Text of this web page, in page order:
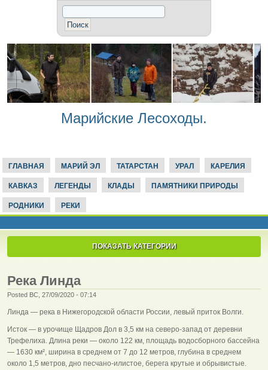
Марийские Лесоходы.
ГЛАВНАЯ МАРИЙ ЭЛ ТАТАРСТАН УРАЛ КАРЕЛИЯ
КАВКАЗ ЛЕГЕНДЫ КЛАДЫ ПАМЯТНИКИ ПРИРОДЫ
РОДНИКИ РЕКИ
ПОКАЗАТЬ КАТЕГОРИИ
Река Линда
Posted ВС, 27/09/2020 - 07:14
Линда — река в Нижегородской области России, левый приток Волги.
Исток — в урочище Щадров Дол в 3,5 км на северо-запад от деревни
Трефелиха. Длина реки — около 122 км, площадь водосборного бассейна
— 1630 км², ширина в среднем от 7 до 12 метров, глубина в среднем
около 1,5 метров, дно песчано-илистое, берега крутые и обрывистые.